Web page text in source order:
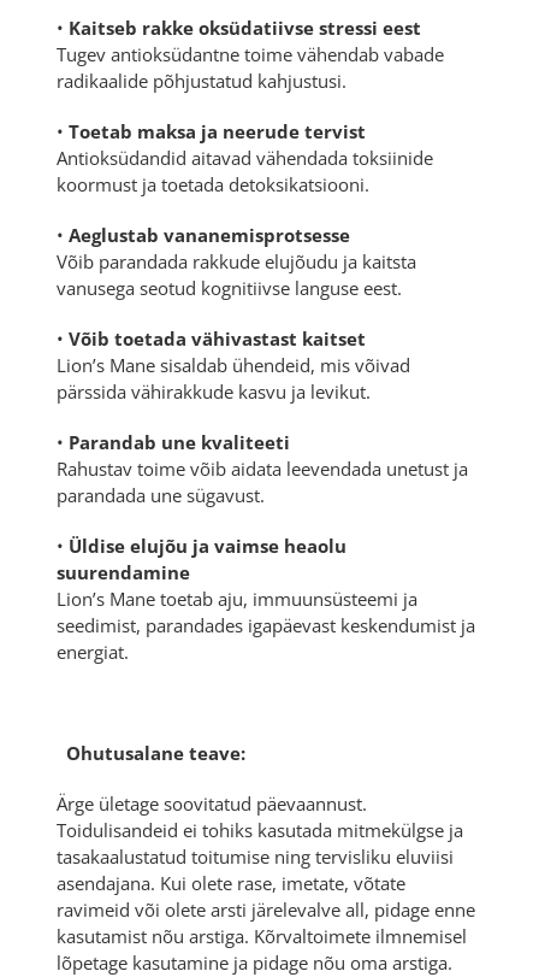
• Kaitseb rakke oksüdatiivse stressi eest
Tugev antioksüdantne toime vähendab vabade
radikaalide põhjustatud kahjustusi.
• Toetab maksa ja neerude tervist
Antioksüdandid aitavad vähendada toksiinide
koormust ja toetada detoksikatsiooni.
• Aeglustab vananemisprotsesse
Võib parandada rakkude elujõudu ja kaitsta
vanusega seotud kognitiivse languse eest.
• Võib toetada vähivastast kaitset
Lion’s Mane sisaldab ühendeid, mis võivad
pärssida vähirakkude kasvu ja levikut.
• Parandab une kvaliteeti
Rahustav toime võib aidata leevendada unetust ja
parandada une sügavust.
• Üldise elujõu ja vaimse heaolu
suurendamine
Lion’s Mane toetab aju, immuunsüsteemi ja
seedimist, parandades igapäevast keskendumist ja
energiat.
Ohutusalane teave:
Ärge ületage soovitatud päevaannust.
Toidulisandeid ei tohiks kasutada mitmekülgse ja
tasakaalustatud toitumise ning tervisliku eluviisi
asendajana. Kui olete rase, imetate, võtate
ravimeid või olete arsti järelevalve all, pidage enne
kasutamist nõu arstiga. Kõrvaltoimete ilmnemisel
lõpetage kasutamine ja pidage nõu oma arstiga.